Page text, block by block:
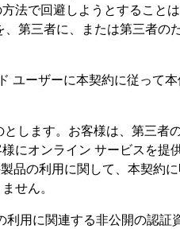
法で回避しようとすること
第三者に、または第三者
ユーザーに本契約に従って
します。お客様は、第三者
オンライン サービスを提
の利用に関して、本契約
せん。
用に関連する非公開の認